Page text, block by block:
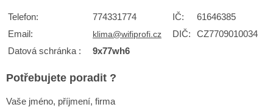
Telefon: 774331774 IČ:
61646385
Email:
klima@wifiprofi.cz DIČ:
CZ7709010034
Datová schránka :
9x77wh6
Potřebujete poradit ?
Vaše jméno, příjmení, firma